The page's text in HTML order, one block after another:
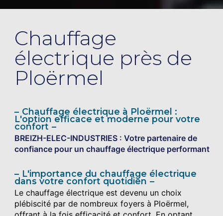
Chauffage
électrique près de
Ploërmel
Chauffage électrique à Ploërmel :
L'option efficace et moderne pour votre
confort
BREIZH-ELEC-INDUSTRIES : Votre partenaire de
confiance pour un chauffage électrique performant
L'importance du chauffage électrique
dans votre confort quotidien
Le chauffage électrique est devenu un choix
plébiscité par de nombreux foyers à Ploërmel,